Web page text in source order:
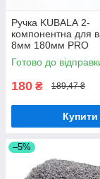
Ручка KUBALА 2-
компонентна для
8мм 180мм PRO
Готово до
180 ₴ 189,47 ₴
Купити
–5%